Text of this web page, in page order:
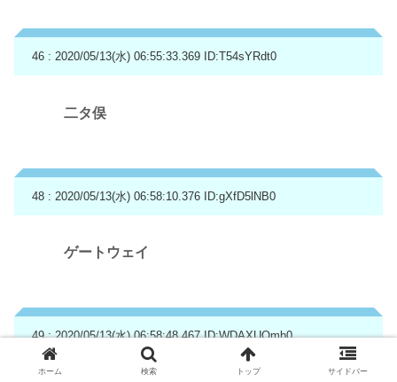
46 : 2020/05/13(水) 06:55:33.369 ID:T54sYRdt0
二タ俣
48 : 2020/05/13(水) 06:58:10.376 ID:gXfD5lNB0
ゲートウェイ
49 : 2020/05/13(水) 06:58:48.467ID:WDAXUOmb0
ホーム 検索 トップ サイドバー